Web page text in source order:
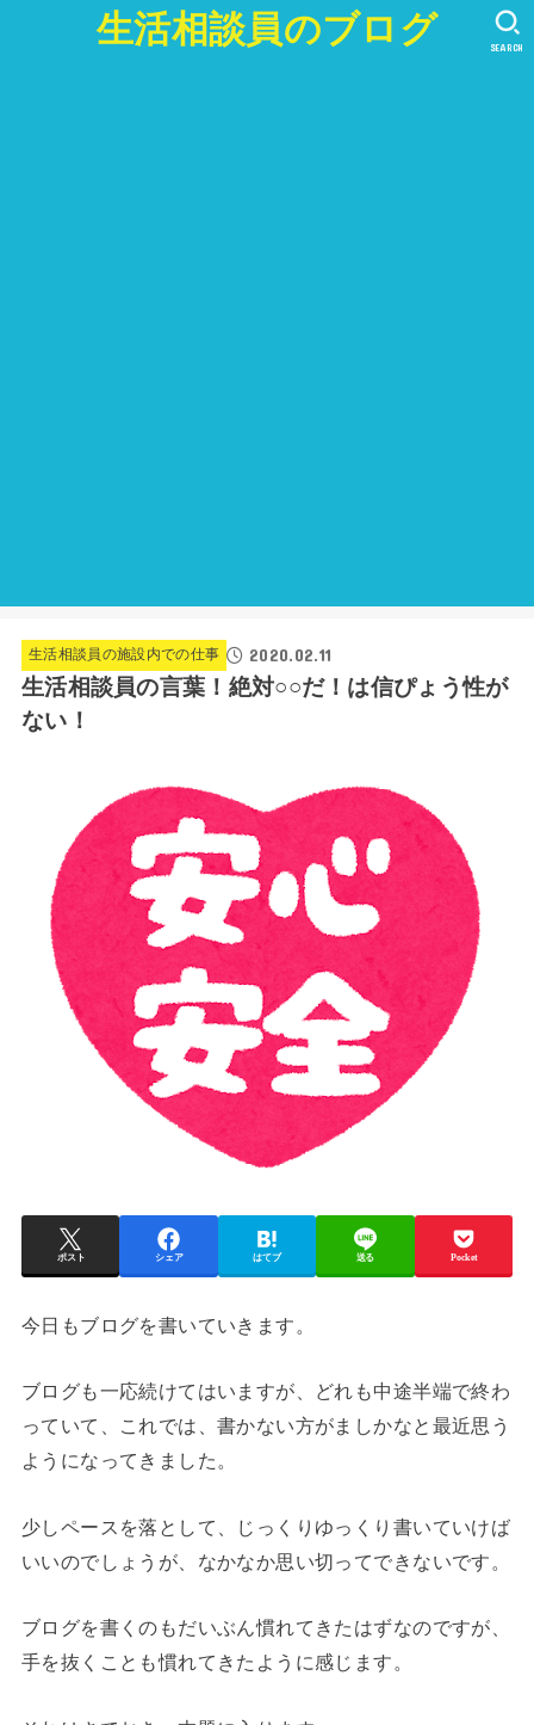
生活相談員のブログ SEARCH
生活相談員の施設内での仕事 2020.02.11
生活相談員の言葉！絶対○○だ！は信ぴょう性が
ない！
ポスト シェア はてブ 送る Pocket
今日もブログを書いていきます。
ブログも一応続けてはいますが、どれも中途半端で終わ
っていて、これでは、書かない方がましかなと最近思う
ようになってきました。
少しペースを落として、じっくりゆっくり書いていけば
いいのでしょうが、なかなか思い切ってできないです。
ブログを書くのもだいぶん慣れてきたはずなのですが、
手を抜くことも慣れてきたように感じます。